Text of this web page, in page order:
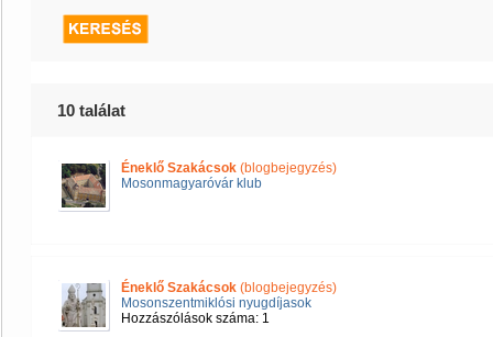
10 találat
Éneklő Szakácsok (blogbejegyzés)
Mosonmagyaróvár klub
Éneklő Szakácsok (blogbejegyzés)
Mosonszentmiklósi nyugdíjasok
Hozzászólások száma: 1